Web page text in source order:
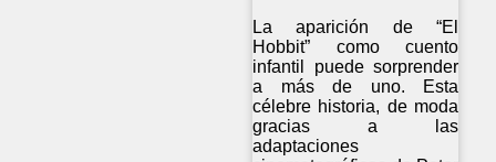
La aparición de “El
Hobbit” como cuento
infantil puede sorprender
a más de uno. Esta
célebre historia, de moda
gracias a las
adaptaciones